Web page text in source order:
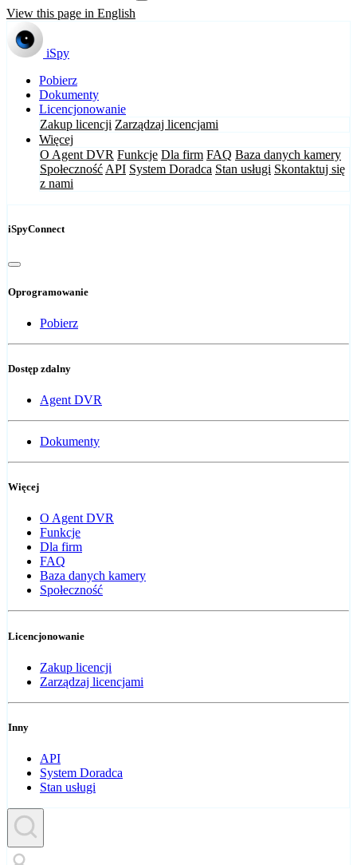
View this page in English
iSpy
Pobierz
Dokumenty
Licencjonowanie
Zakup licencji Zarządzaj licencjami
Więcej
O Agent DVR Funkcje Dla firm FAQ Baza danych kamery
Społeczność API System Doradca Stan usługi Skontaktuj się
z nami
iSpyConnect
Oprogramowanie
Pobierz
Dostęp zdalny
Agent DVR
Dokumenty
Więcej
O Agent DVR
Funkcje
Dla firm
FAQ
Baza danych kamery
Społeczność
Licencjonowanie
Zakup licencji
Zarządzaj licencjami
Inny
API
System Doradca
Stan usługi